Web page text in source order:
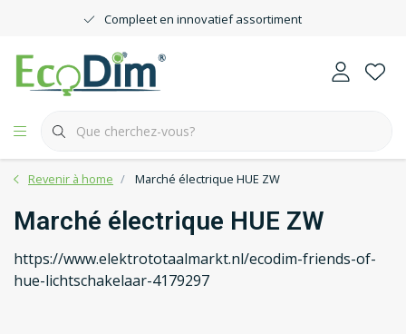
Compleet en innovatief assortiment
Revenir à home Marché électrique HUE ZW
Marché électrique HUE ZW
https://www.elektrototaalmarkt.nl/ecodim-friends-of-
hue-lichtschakelaar-4179297